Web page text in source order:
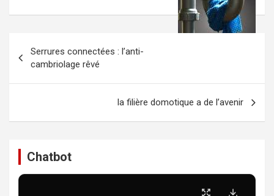
de
l’article
Serrures connectées : l’anti-
cambriolage rêvé
la filière domotique a de l’avenir
Chatbot